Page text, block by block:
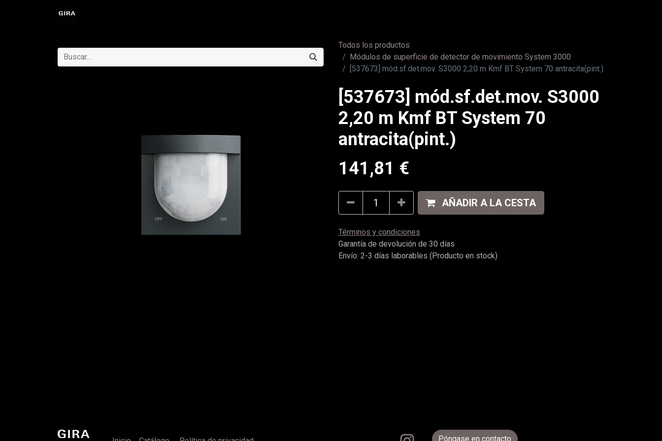
Todos los productos
Módulos de superficie de detector de movimiento System 3000
[537673] mód.sf.det.mov. S3000 2,20 m Kmf BT System 70 antracita(pint.)
[537673] mód.sf.det.mov. S3000
2,20 m Kmf BT System 70
antracita(pint.)
141,81 €
AÑADIR A LA CESTA
Términos y condiciones
Garantía de devolución de 30 días
Envío: 2-3 días laborables (Producto en stock)
Póngase en contacto